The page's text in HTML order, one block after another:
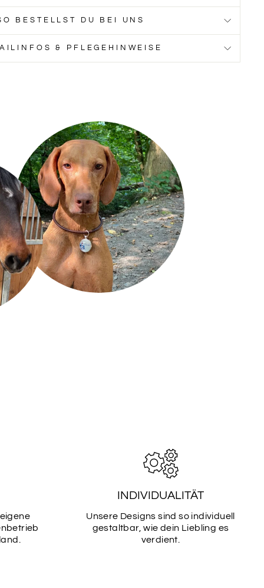
SCHWARZ WEISS
HELLORANGEORANGE
HELLBLAU WASSERBLAU
zusätzlich zum Aufkleber auch den Namen
erwerben. Dieser Schriftzug ist dann der Größe des
3,00 € an.
SCHRIFTART
SCHRIFTART
BESTELLST DU BEI UNS
& PFLEGEHINWEISE
INDIVIDUALITÄT
Unsere Designs sind so individuell
gestaltbar, wie dein Liebling es
verdient.